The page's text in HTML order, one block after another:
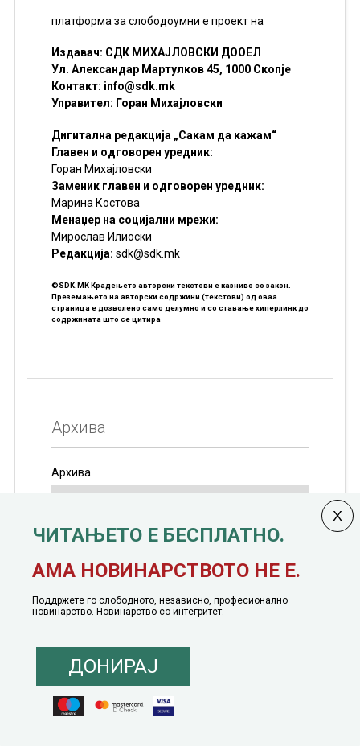
платформа за слободоумни е проект на
Издавач: СДК МИХАЈЛОВСКИ ДООЕЛ
Ул. Александар Мартулков 45, 1000 Скопје
Контакт: info@sdk.mk
Управител: Горан Михајловски
Дигитална редакција „Сакам да кажам“
Главен и одговорен уредник:
Горан Михајловски
Заменик главен и одговорен уредник:
Марина Костова
Менаџер на социјални мрежи:
Мирослав Илиоски
Редакцијa: sdk@sdk.mk
©SDK.MK Крадењето авторски текстови е казниво со закон.
Преземањето на авторски содржини (текстови) од оваа
страница е дозволено само делумно и со ставање хиперлинк до
содржината што се цитира
Архива
Архива
јануари, 1991 година
© 2016 - 2026 Сакам Да Кажам. Сите права задржани |
Понуда за политичко рекламирање
Политика на инклузија
Кодекс на однесување
ЧИТАЊЕТО Е БЕСПЛАТНО.
АМА НОВИНАРСТВОТО НЕ Е.
Поддржете го слободното, независно, професионално
новинарство. Новинарство со интегритет.
ДОНИРАЈ